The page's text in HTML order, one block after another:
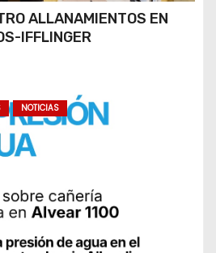
ALLANAMIENTOS EN
IFFLINGER
NOTICIAS